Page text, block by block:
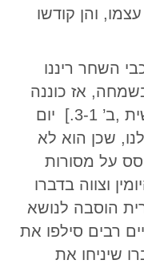
והן קודשו
השחר ריננו
אז כוננה
השבת. [איוב, ל”ח 6, 7; בראשית ,ב’ 3-1.] יום
שכן הוא לא
על מסורות
וצווה בדברו
הוסבה לנושא
רבים סילפו את
שיניחו את